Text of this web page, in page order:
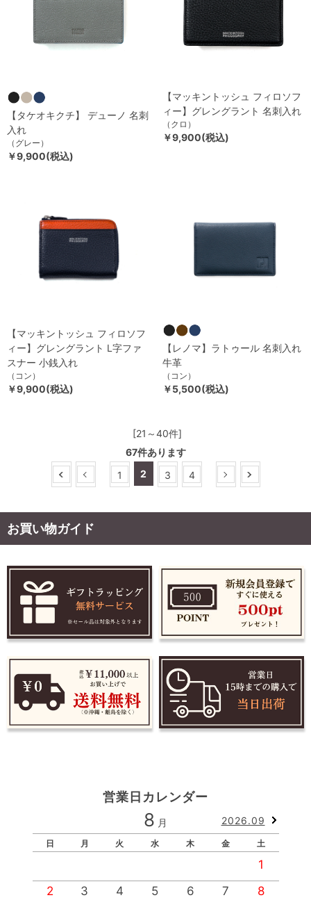
【タケオキクチ】 デューノ 名刺
入れ
（グレー）
￥9,900(税込)
【マッキントッシュ フィロソフ
ィー】グレングラント 名刺入れ
（クロ）
￥9,900(税込)
【マッキントッシュ フィロソフ
ィー】グレングラント L字ファ
スナー 小銭入れ
（コン）
￥9,900(税込)
【レノマ】ラトゥール 名刺入れ
牛革
（コン）
￥5,500(税込)
[21～40件]
67件あります
1
2 3 4
お買い物ガイド
営業日カレンダー
8 月 2026.09
日 月 火 水 木 金 土
1
2
3 4 5 6 7
8